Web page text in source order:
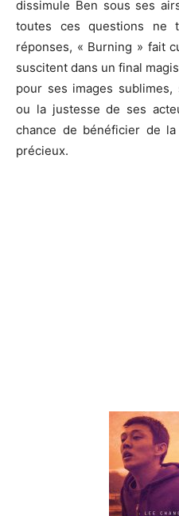
dissimule Ben sous ses
toutes ces questions ne
réponses, « Burning » fait
suscitent dans un final
pour ses images sublimes,
ou la justesse de ses
chance de bénéficier de
précieux.